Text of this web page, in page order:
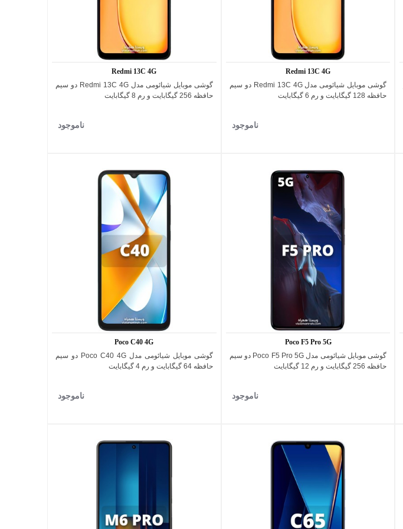
اضافه به مقایسه
Redmi 13C 4G
گوشی موبایل شیائومی مدل Redmi 13C 4G دو سیم
حافظه 128 گیگابایت و رم 6 گیگابایت
ناموجود
اضافه به مقایسه
Redmi 13C 4G
گوشی موبایل شیائومی مدل Redmi 13C 4G دو سیم
حافظه 256 گیگابایت و رم 8 گیگابایت
ناموجود
اضافه به مقایسه
Poco F5 Pro 5G
گوشی موبایل شیائومی مدل Poco F5 Pro 5G دو سیم
حافظه 256 گیگابایت و رم 12 گیگابایت
ناموجود
اضافه به مقایسه
Poco C40 4G
گوشی موبایل شیائومی مدل Poco C40 4G دو سیم
حافظه 64 گیگابایت و رم 4 گیگابایت
ناموجود